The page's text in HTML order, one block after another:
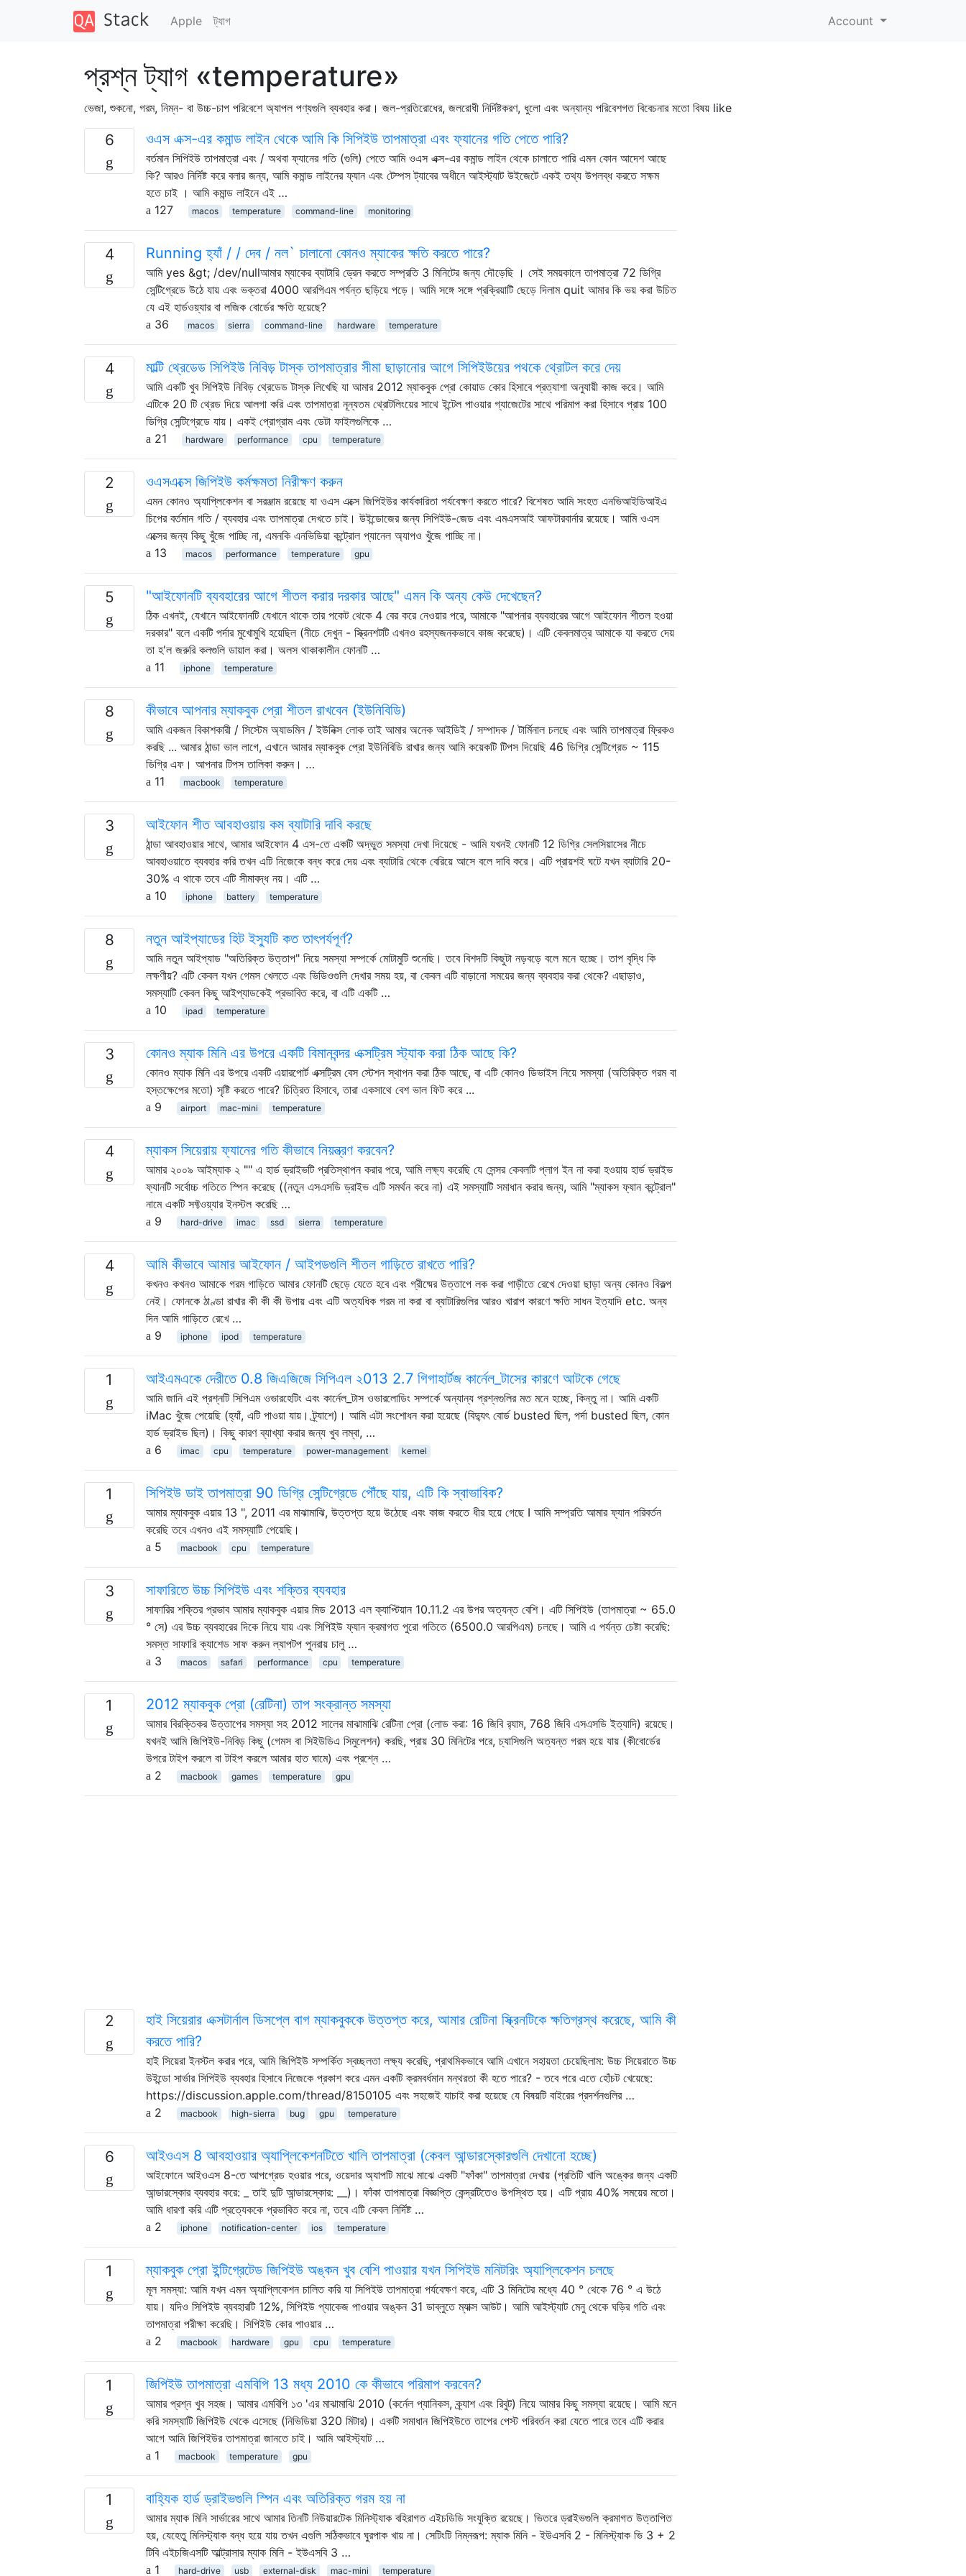
Apple ট্যাগ Account
প্রশ্ন ট্যাগ «temperature»
ভেজা, শুকনো, গরম, নিম্ন- বা উচ্চ-চাপ পরিবেশে অ্যাপল পণ্যগুলি ব্যবহার করা। জল-প্রতিরোধের, জলরোধী নির্দিষ্টকরণ, ধুলো এবং অন্যান্য পরিবেশগত বিবেচনার মতো বিষয় like
6 ওএস এক্স-এর কমান্ড লাইন থেকে আমি কি সিপিইউ তাপমাত্রা এবং ফ্যানের গতি পেতে পারি?
বর্তমান সিপিইউ তাপমাত্রা এবং / অথবা ফ্যানের গতি (গুলি) পেতে আমি ওএস এক্স-এর কমান্ড লাইন থেকে চালাতে পারি এমন কোন আদেশ আছে
কি? আরও নির্দিষ্ট করে বলার জন্য, আমি কমান্ড লাইনের ফ্যান এবং টেম্পস ট্যাবের অধীনে আইস্ট্যাট উইজেটে একই তথ্য উপলব্ধ করতে সক্ষম
হতে চাই । আমি কমান্ড লাইনে এই …
127
macos temperature command-line monitoring
4 Running হ্যাঁ / / দেব / নল` চালানো কোনও ম্যাকের ক্ষতি করতে পারে?
আমি yes &gt; /dev/nullআমার ম্যাকের ব্যাটারি ড্রেন করতে সম্প্রতি 3 মিনিটের জন্য দৌড়েছি । সেই সময়কালে তাপমাত্রা 72 ডিগ্রি
সেন্টিগ্রেডে উঠে যায় এবং ভক্তরা 4000 আরপিএম পর্যন্ত ছড়িয়ে পড়ে। আমি সঙ্গে সঙ্গে প্রক্রিয়াটি ছেড়ে দিলাম quit আমার কি ভয় করা উচিত
যে এই হার্ডওয়্যার বা লজিক বোর্ডের ক্ষতি হয়েছে?
36
macos sierra command-line hardware temperature
4 মাল্টি থ্রেডেড সিপিইউ নিবিড় টাস্ক তাপমাত্রার সীমা ছাড়ানোর আগে সিপিইউয়ের পথকে থ্রোটল করে দেয়
আমি একটি খুব সিপিইউ নিবিড় থ্রেডেড টাস্ক লিখেছি যা আমার 2012 ম্যাকবুক প্রো কোয়াড কোর হিসাবে প্রত্যাশা অনুযায়ী কাজ করে। আমি
এটিকে 20 টি থ্রেড দিয়ে আলগা করি এবং তাপমাত্রা নূন্যতম থ্রোটলিংয়ের সাথে ইন্টেল পাওয়ার গ্যাজেটের সাথে পরিমাপ করা হিসাবে প্রায় 100
ডিগ্রি সেন্টিগ্রেডে যায়। একই প্রোগ্রাম এবং ডেটা ফাইলগুলিকে …
21
hardware performance cpu temperature
2 ওএসএক্সে জিপিইউ কর্মক্ষমতা নিরীক্ষণ করুন
এমন কোনও অ্যাপ্লিকেশন বা সরঞ্জাম রয়েছে যা ওএস এক্সে জিপিইউর কার্যকারিতা পর্যবেক্ষণ করতে পারে? বিশেষত আমি সংহত এনভিআইডিআইএ
চিপের বর্তমান গতি / ব্যবহার এবং তাপমাত্রা দেখতে চাই। উইন্ডোজের জন্য সিপিইউ-জেড এবং এমএসআই আফটারবার্নার রয়েছে। আমি ওএস
এক্সের জন্য কিছু খুঁজে পাচ্ছি না, এমনকি এনভিডিয়া কন্ট্রোল প্যানেল অ্যাপও খুঁজে পাচ্ছি না।
13
macos performance temperature gpu
5 "আইফোনটি ব্যবহারের আগে শীতল করার দরকার আছে" এমন কি অন্য কেউ দেখেছেন?
ঠিক এখনই, যেখানে আইফোনটি যেখানে থাকে তার পকেট থেকে 4 বের করে নেওয়ার পরে, আমাকে "আপনার ব্যবহারের আগে আইফোন শীতল হওয়া
দরকার" বলে একটি পর্দার মুখোমুখি হয়েছিল (নীচে দেখুন - স্ক্রিনশটটি এখনও রহস্যজনকভাবে কাজ করেছে)। এটি কেবলমাত্র আমাকে যা করতে দেয়
তা হ'ল জরুরি কলগুলি ডায়াল করা। অলস থাকাকালীন ফোনটি …
11
iphone temperature
8 কীভাবে আপনার ম্যাকবুক প্রো শীতল রাখবেন (ইউনিবিডি)
আমি একজন বিকাশকারী / সিস্টেম অ্যাডমিন / ইউনিক্স লোক তাই আমার অনেক আইডিই / সম্পাদক / টার্মিনাল চলছে এবং আমি তাপমাত্রা ফ্রিকও
করছি ... আমার ঠান্ডা ভাল লাগে, এখানে আমার ম্যাকবুক প্রো ইউনিবিডি রাখার জন্য আমি কয়েকটি টিপস দিয়েছি 46 ডিগ্রি সেন্টিগ্রেড ~ 115
ডিগ্রি এফ। আপনার টিপস তালিকা করুন। …
11
macbook temperature
3 আইফোন শীত আবহাওয়ায় কম ব্যাটারি দাবি করছে
ঠান্ডা আবহাওয়ার সাথে, আমার আইফোন 4 এস-তে একটি অদ্ভুত সমস্যা দেখা দিয়েছে - আমি যখনই ফোনটি 12 ডিগ্রি সেলসিয়াসের নীচে
আবহাওয়াতে ব্যবহার করি তখন এটি নিজেকে বন্ধ করে দেয় এবং ব্যাটারি থেকে বেরিয়ে আসে বলে দাবি করে। এটি প্রায়শই ঘটে যখন ব্যাটারি 20-
30% এ থাকে তবে এটি সীমাবদ্ধ নয়। এটি …
10
iphone battery temperature
8 নতুন আইপ্যাডের হিট ইস্যুটি কত তাৎপর্যপূর্ণ?
আমি নতুন আইপ্যাড "অতিরিক্ত উত্তাপ" নিয়ে সমস্যা সম্পর্কে মোটামুটি শুনেছি। তবে বিশদটি কিছুটা নড়বড়ে বলে মনে হচ্ছে। তাপ বৃদ্ধি কি
লক্ষণীয়? এটি কেবল যখন গেমস খেলতে এবং ভিডিওগুলি দেখার সময় হয়, বা কেবল এটি বাড়ানো সময়ের জন্য ব্যবহার করা থেকে? এছাড়াও,
সমস্যাটি কেবল কিছু আইপ্যাডকেই প্রভাবিত করে, বা এটি একটি …
10
ipad temperature
3 কোনও ম্যাক মিনি এর উপরে একটি বিমানবন্দর এক্সট্রিম স্ট্যাক করা ঠিক আছে কি?
কোনও ম্যাক মিনি এর উপরে একটি এয়ারপোর্ট এক্সট্রিম বেস স্টেশন স্থাপন করা ঠিক আছে, বা এটি কোনও ডিভাইস নিয়ে সমস্যা (অতিরিক্ত গরম বা
হস্তক্ষেপের মতো) সৃষ্টি করতে পারে? চিত্রিত হিসাবে, তারা একসাথে বেশ ভাল ফিট করে ...
9
airport mac-mini temperature
4 ম্যাকস সিয়েরায় ফ্যানের গতি কীভাবে নিয়ন্ত্রণ করবেন?
আমার ২০০৯ আইম্যাক ২ "" এ হার্ড ড্রাইভটি প্রতিস্থাপন করার পরে, আমি লক্ষ্য করেছি যে সেন্সর কেবলটি প্লাগ ইন না করা হওয়ায় হার্ড ড্রাইভ
ফ্যানটি সর্বোচ্চ গতিতে স্পিন করেছে ((নতুন এসএসডি ড্রাইভ এটি সমর্থন করে না) এই সমস্যাটি সমাধান করার জন্য, আমি "ম্যাকস ফ্যান কন্ট্রোল"
নামে একটি সফ্টওয়্যার ইনস্টল করেছি …
9
hard-drive imac ssd sierra temperature
4 আমি কীভাবে আমার আইফোন / আইপডগুলি শীতল গাড়িতে রাখতে পারি?
কখনও কখনও আমাকে গরম গাড়িতে আমার ফোনটি ছেড়ে যেতে হবে এবং গ্রীষ্মের উত্তাপে লক করা গাড়ীতে রেখে দেওয়া ছাড়া অন্য কোনও বিকল্প
নেই। ফোনকে ঠাণ্ডা রাখার কী কী কী উপায় এবং এটি অত্যধিক গরম না করা বা ব্যাটারিগুলির আরও খারাপ কারণে ক্ষতি সাধন ইত্যাদি etc. অন্য
দিন আমি গাড়িতে রেখে …
9
iphone ipod temperature
1 আইএমএকে দেরীতে 0.8 জিএজিজে সিপিএল ২013 2.7 গিগাহার্টজ কার্নেল_টাসের কারণে আটকে গেছে
আমি জানি এই প্রশ্নটি সিপিএম ওভারহেটিং এবং কার্নেল_টাস ওভারলোডিং সম্পর্কে অন্যান্য প্রশ্নগুলির মত মনে হচ্ছে, কিন্তু না। আমি একটি
iMac খুঁজে পেয়েছি (হ্যাঁ, এটি পাওয়া যায়। ট্র্যাশে)। আমি এটা সংশোধন করা হয়েছে (বিদ্যুৎ বোর্ড busted ছিল, পর্দা busted ছিল, কোন
হার্ড ড্রাইভ ছিল)। কিছু কারণ ব্যাখ্যা করার জন্য খুব লম্বা, …
6
imac cpu temperature power-management kernel
1 সিপিইউ ডাই তাপমাত্রা 90 ডিগ্রি সেন্টিগ্রেডে পৌঁছে যায়, এটি কি স্বাভাবিক?
আমার ম্যাকবুক এয়ার 13 ", 2011 এর মাঝামাঝি, উত্তপ্ত হয়ে উঠেছে এবং কাজ করতে ধীর হয়ে গেছে I আমি সম্প্রতি আমার ফ্যান পরিবর্তন
করেছি তবে এখনও এই সমস্যাটি পেয়েছি।
5
macbook cpu temperature
3 সাফারিতে উচ্চ সিপিইউ এবং শক্তির ব্যবহার
সাফারির শক্তির প্রভাব আমার ম্যাকবুক এয়ার মিড 2013 এল ক্যাপ্টিয়ান 10.11.2 এর উপর অত্যন্ত বেশি। এটি সিপিইউ (তাপমাত্রা ~ 65.0
° সে) এর উচ্চ ব্যবহারের দিকে নিয়ে যায় এবং সিপিইউ ফ্যান ক্রমাগত পুরো গতিতে (6500.0 আরপিএম) চলছে। আমি এ পর্যন্ত চেষ্টা করেছি:
সমস্ত সাফারি ক্যাশেড সাফ করুন ল্যাপটপ পুনরায় চালু …
3
macos safari performance cpu temperature
1 2012 ম্যাকবুক প্রো (রেটিনা) তাপ সংক্রান্ত সমস্যা
আমার বিরক্তিকর উত্তাপের সমস্যা সহ 2012 সালের মাঝামাঝি রেটিনা প্রো (লোড করা: 16 জিবি র‌্যাম, 768 জিবি এসএসডি ইত্যাদি) রয়েছে।
যখনই আমি জিপিইউ-নিবিড় কিছু (গেমস বা সিইউডিএ সিমুলেশন) করছি, প্রায় 30 মিনিটের পরে, চ্যাসিগুলি অত্যন্ত গরম হয়ে যায় (কীবোর্ডের
উপরে টাইপ করলে বা টাইপ করলে আমার হাত ঘামে) এবং প্রশ্নে …
2
macbook games temperature gpu
2
হাই সিয়েরার এক্সটার্নাল ডিসপ্লে বাগ ম্যাকবুককে উত্তপ্ত করে, আমার রেটিনা স্ক্রিনটিকে ক্ষতিগ্রস্থ করেছে, আমি কী
করতে পারি?
হাই সিয়েরা ইনস্টল করার পরে, আমি জিপিইউ সম্পর্কিত স্বচ্ছলতা লক্ষ্য করেছি, প্রাথমিকভাবে আমি এখানে সহায়তা চেয়েছিলাম: উচ্চ সিয়েরাতে উচ্চ
উইন্ডো সার্ভার সিপিইউ ব্যবহার হিসাবে নিজেকে প্রকাশ করে এমন একটি ক্রমবর্ধমান মন্থরতা কী হতে পারে? - তবে পরে এতে হোঁচট খেয়েছে:
https://discussion.apple.com/thread/8150105 এবং সহজেই যাচাই করা হয়েছে যে বিষয়টি বাইরের প্রদর্শনগুলির …
2
macbook high-sierra bug gpu temperature
6 আইওএস 8 আবহাওয়ার অ্যাপ্লিকেশনটিতে খালি তাপমাত্রা (কেবল আন্ডারস্কোরগুলি দেখানো হচ্ছে)
আইফোনে আইওএস 8-তে আপগ্রেড হওয়ার পরে, ওয়েদার অ্যাপটি মাঝে মাঝে একটি "ফাঁকা" তাপমাত্রা দেখায় (প্রতিটি খালি অঙ্কের জন্য একটি
আন্ডারস্কোর ব্যবহার করে: _ তাই দুটি আন্ডারস্কোর: __)। ফাঁকা তাপমাত্রা বিজ্ঞপ্তি কেন্দ্রটিতেও উপস্থিত হয়। এটি প্রায় 40% সময়ের মতো।
আমি ধারণা করি এটি প্রত্যেককে প্রভাবিত করে না, তবে এটি কেবল নির্দিষ্ট …
2
iphone notification-center ios temperature
1 ম্যাকবুক প্রো ইন্টিগ্রেটেড জিপিইউ অঙ্কন খুব বেশি পাওয়ার যখন সিপিইউ মনিটরিং অ্যাপ্লিকেশন চলছে
মূল সমস্যা: আমি যখন এমন অ্যাপ্লিকেশন চালিত করি যা সিপিইউ তাপমাত্রা পর্যবেক্ষণ করে, এটি 3 মিনিটের মধ্যে 40 ° থেকে 76 ° এ উঠে
যায়। যদিও সিপিইউ ব্যবহারটি 12%, সিপিইউ প্যাকেজ পাওয়ার অঙ্কন 31 ডাব্লুতে ম্যাক্স আউট। আমি আইস্ট্যাট মেনু থেকে ঘড়ির গতি এবং
তাপমাত্রা পরীক্ষা করেছি। সিপিইউ কোর পাওয়ার …
2
macbook hardware gpu cpu temperature
1 জিপিইউ তাপমাত্রা এমবিপি 13 মধ্য 2010 কে কীভাবে পরিমাপ করবেন?
আমার প্রশ্ন খুব সহজ। আমার এমবিপি ১৩ 'এর মাঝামাঝি 2010 (কর্নেল প্যানিকস, ক্র্যাশ এবং রিবুট) নিয়ে আমার কিছু সমস্যা রয়েছে। আমি মনে
করি সমস্যাটি জিপিইউ থেকে এসেছে (নিভিডিয়া 320 মিটার)। একটি সমাধান জিপিইউতে তাপের পেস্ট পরিবর্তন করা যেতে পারে তবে এটি করার
আগে আমি জিপিইউর তাপমাত্রা জানতে চাই। আমি আইস্ট্যাট …
1
macbook temperature gpu
1 বাহ্যিক হার্ড ড্রাইভগুলি স্পিন এবং অতিরিক্ত গরম হয় না
আমার ম্যাক মিনি সার্ভারের সাথে আমার তিনটি নিউয়ারটেক মিনিস্ট্যাক বহিরাগত এইচডিডি সংযুক্তি রয়েছে। ভিতরে ড্রাইভগুলি ক্রমাগত উত্তাপিত
হয়, যেহেতু মিনিস্ট্যাক বন্ধ হয়ে যায় তখন এগুলি সঠিকভাবে ঘুরপাক খায় না। সেটিংটি নিম্নরূপ: ম্যাক মিনি - ইউএসবি 2 - মিনিস্ট্যাক ভি 3 + 2
টিবি এইচজিএসটি আল্ট্রাসার ম্যাক মিনি - ইউএসবি 3 …
1
hard-drive usb external-disk mac-mini temperature